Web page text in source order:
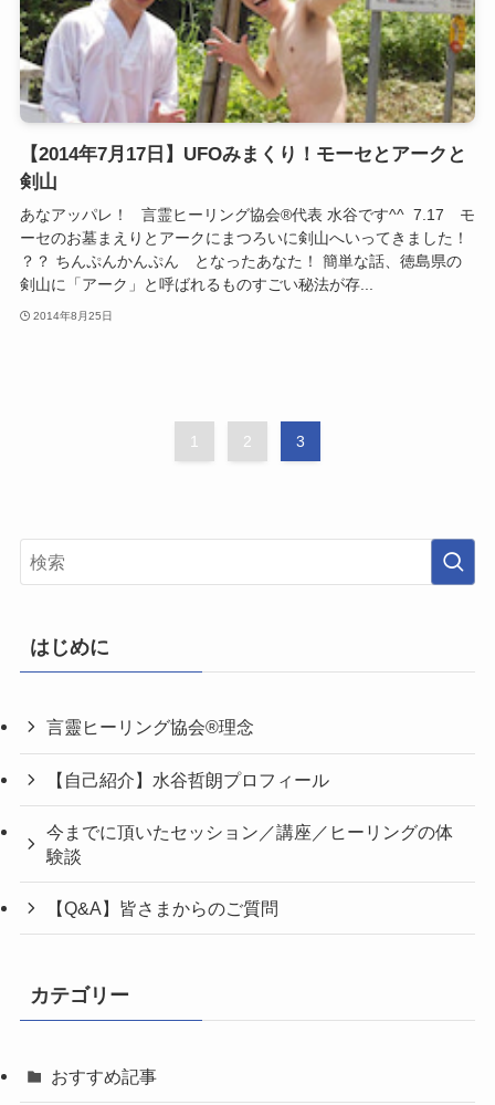
【2014年7月17日】UFOみまくり！モーセとアークと
剣山
あなアッパレ！ 言霊ヒーリング協会®代表 水谷です^^ 7.17 モ
ーセのお墓まえりとアークにまつろいに剣山へいってきました！
？？ ちんぷんかんぷん となったあなた！ 簡単な話、徳島県の
剣山に「アーク」と呼ばれるものすごい秘法が存...
2014年8月25日
1 2 3
はじめに
言靈ヒーリング協会®理念
【自己紹介】水谷哲朗プロフィール
今までに頂いたセッション／講座／ヒーリングの体
験談
【Q&A】皆さまからのご質問
カテゴリー
おすすめ記事